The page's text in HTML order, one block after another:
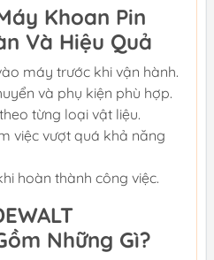
Khoan Pin
Và Hiệu Quả
máy trước khi vận hành.
và phụ kiện phù hợp.
từng loại vật liệu.
việc vượt quá khả năng
hoàn thành công việc.
Những Gì?